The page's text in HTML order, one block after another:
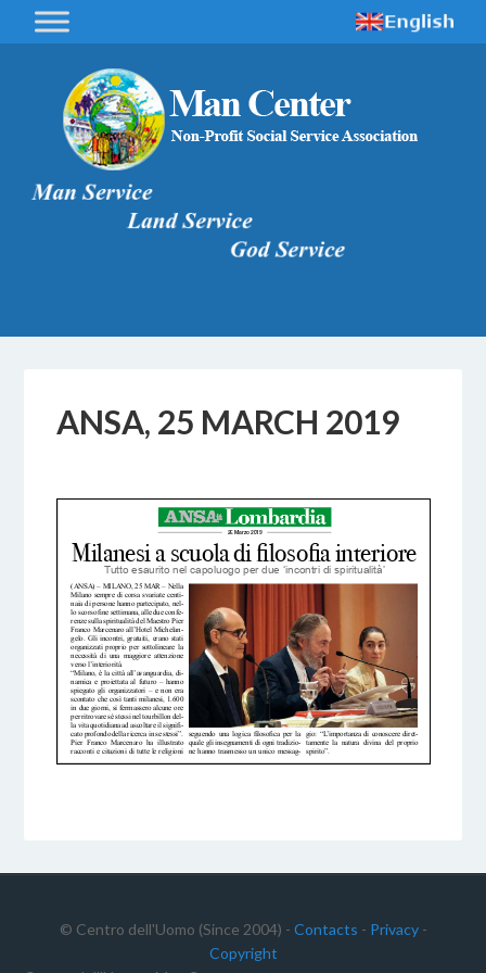
ANSA, 25 MARCH 2019
© Centro dell'Uomo (Since 2004) - Contacts - Privacy-
Copyright